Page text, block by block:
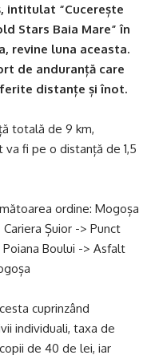
intitulat “Cucerește
Stars Baia Mare” în
revine luna aceasta.
de anduranță care
distanțe și înot.
totală de 9 km,
va fi pe o distanță de 1,5
ordine: Mogoșa
Șuior -> Punct
Boului -> Asfalt
cuprinzând
individuali, taxa de
de 40 de lei, iar